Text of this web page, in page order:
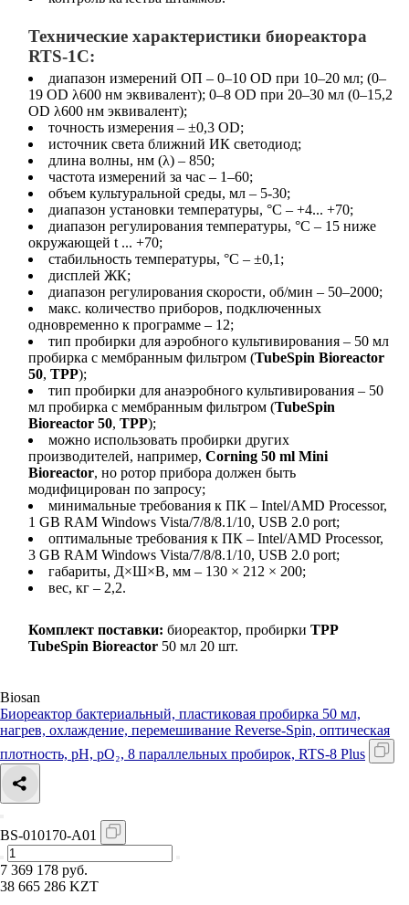
Технические характеристики биореактора
RTS-1C:
диапазон измерений ОП – 0–10 OD при 10–20 мл; (0–
19 OD λ600 нм эквивалент); 0–8 OD при 20–30 мл (0–15,2
OD λ600 нм эквивалент);
точность измерения – ±0,3 OD;
источник света ближний ИК светодиод;
длина волны, нм (λ) – 850;
частота измерений за час – 1–60;
объем культуральной среды, мл – 5-30;
диапазон установки температуры, °C – +4... +70;
диапазон регулирования температуры, °C – 15 ниже
окружающей t ... +70;
стабильность температуры, °C – ±0,1;
дисплей ЖК;
диапазон регулирования скорости, об/мин – 50–2000;
макс. количество приборов, подключенных
одновременно к программе – 12;
тип пробирки для аэробного культивирования – 50 мл
пробирка с мембранным фильтром (TubeSpin Bioreactor
50, TPP);
тип пробирки для анаэробного культивирования – 50
мл пробирка с мембранным фильтром (TubeSpin
Bioreactor 50, TPP);
можно использовать пробирки других
производителей, например, Corning 50 ml Mini
Bioreactor, но ротор прибора должен быть
модифицирован по запросу;
минимальные требования к ПК – Intel/AMD Processor,
1 GB RAM Windows Vista/7/8/8.1/10, USB 2.0 port;
оптимальные требования к ПК – Intel/AMD Processor,
3 GB RAM Windows Vista/7/8/8.1/10, USB 2.0 port;
габариты, Д×Ш×В, мм – 130 × 212 × 200;
вес, кг – 2,2.
Комплект поставки: биореактор, пробирки TPP
TubeSpin Bioreactor 50 мл 20 шт.
Biosan
Биореактор бактериальный, пластиковая пробирка 50 мл,
нагрев, охлаждение, перемешивание Reverse-Spin, оптическая
плотность, рН, рО₂, 8 параллельных пробирок, RTS-8 Plus
BS-010170-A01
7 369 178 руб.
38 665 286 KZT